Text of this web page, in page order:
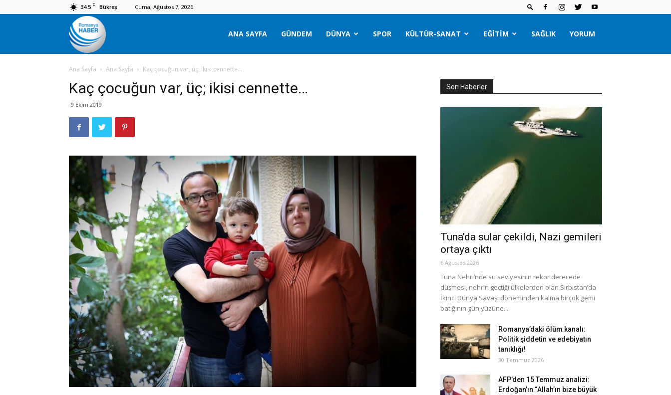
34.5 C Bükreş Cuma, Ağustos 7, 2026
Romanya
Haber
ANA SAYFA GÜNDEM DÜNYA SPOR KÜLTÜR-SANAT EĞITIM SAĞLIK YORUM
Ana Sayfa Ana Sayfa Kaç çocuğun var, üç; ikisi cennette…
Kaç çocuğun var, üç; ikisi cennette…
9 Ekim 2019
Son Haberler
Tuna’da sular çekildi, Nazi gemileri
ortaya çıktı
6 Ağustos 2026
Tuna Nehri’nde su seviyesinin rekor derecede
düşmesi, nehrin geçtiği ülkelerden olan Sırbistan’da
İkinci Dünya Savaşı döneminden kalma birçok gemi
batığının gün yüzüne...
Romanya’daki ölüm kanalı:
Politik şiddetin ve edebiyatın
tanıklığı!
30 Temmuz 2026
AFP’den 15 Temmuz analizi:
Erdoğan’ın “Allah’ın bize büyük